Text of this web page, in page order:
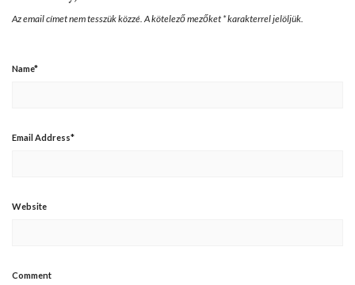
Az email címet nem tesszük közzé.A kötelező mezőket *karakterrel jelöljük.
Name*
Email Address*
Website
Comment